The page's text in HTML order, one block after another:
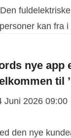
nye app
til
Juni 2026 09:00
den nye